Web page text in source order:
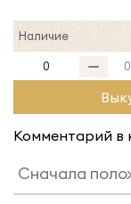
Наличие
0
Комментарий в